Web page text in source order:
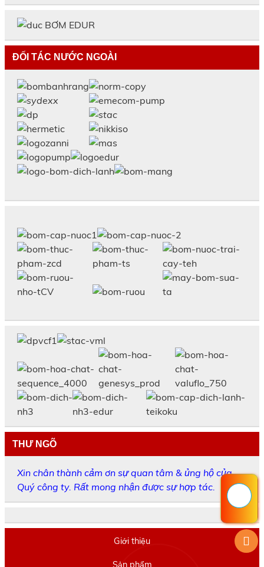
BƠM EDUR
ĐỐI TÁC NƯỚC NGOÀI
THƯ NGÕ
Xin chân thành cảm ơn sự quan tâm & ủng hộ của
Quý công ty. Rất mong nhận được sự hợp tác.
Giới thiệu
Sản phẩm